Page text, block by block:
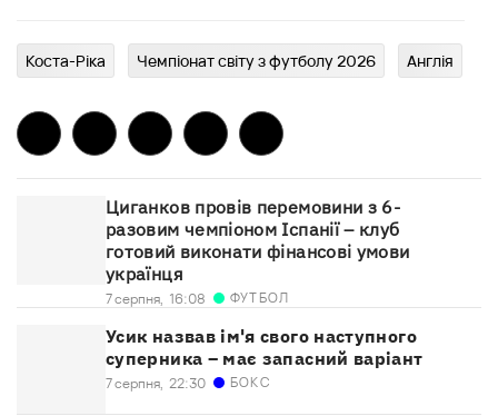
Коста-Ріка Чемпіонат світу з футболу 2026 Англія
Циганков провів перемовини з 6-
разовим чемпіоном Іспанії – клуб
готовий виконати фінансові умови
українця
7 серпня, 16:08 ФУТБОЛ
Усик назвав ім'я свого наступного
суперника – має запасний варіант
7 серпня, 22:30 БОКС